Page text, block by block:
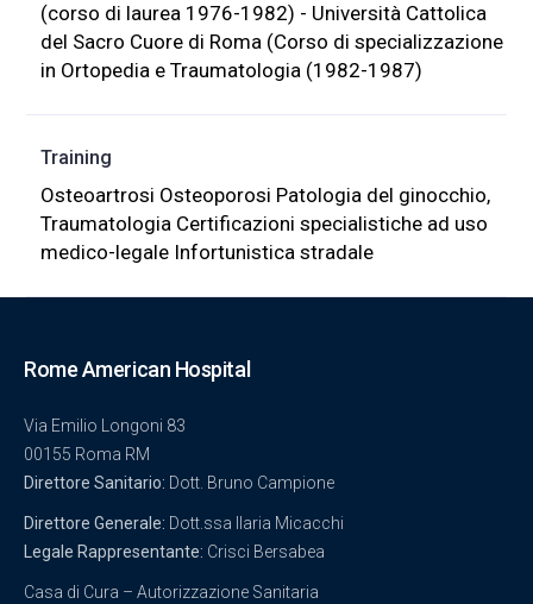
(corso di laurea 1976-1982) - Università Cattolica
del Sacro Cuore di Roma (Corso di specializzazione
in Ortopedia e Traumatologia (1982-1987)
Training
Osteoartrosi Osteoporosi Patologia del ginocchio,
Traumatologia Certificazioni specialistiche ad uso
medico-legale Infortunistica stradale
Rome American Hospital
Via Emilio Longoni 83
00155 Roma RM
Direttore Sanitario: Dott. Bruno Campione
Direttore Generale: Dott.ssa Ilaria Micacchi
Legale Rappresentante: Crisci Bersabea
Casa di Cura – Autorizzazione Sanitaria